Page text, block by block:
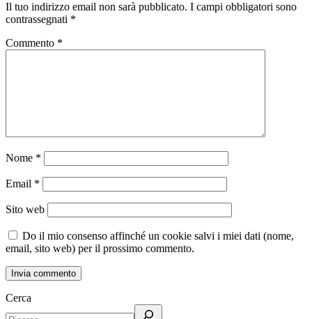
Il tuo indirizzo email non sarà pubblicato. I campi obbligatori sono
contrassegnati *
Commento *
Nome *
Email *
Sito web
Do il mio consenso affinché un cookie salvi i miei dati (nome,
email, sito web) per il prossimo commento.
Cerca